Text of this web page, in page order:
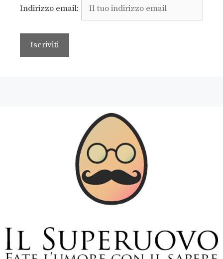
Indirizzo email: